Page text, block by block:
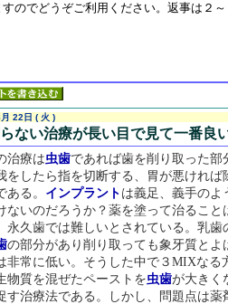
のでどうぞご利用ください。返事は２
22日 ( 火 )
ない治療が長い目で見て一番良
治療は虫歯であれば歯を削り取った
をしたら指を切断する、胃が悪けれ
ある。 インプラント は義足、義手のよ
ないのだろうか？薬を塗って治るこ
永久歯では難しいとされている。乳
の部分があり削り取っても象牙質と
非常に低い。そうした中で３MIXな
物質を混ぜたペーストを虫歯が大きく
す治療法である。しかし、問題点は